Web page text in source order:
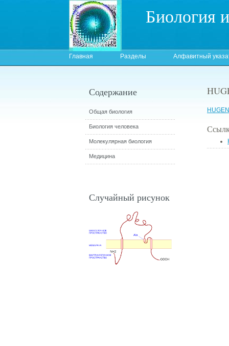
Биология
Главная Разделы Алфавитный
Содержание
Общая биология
Биология человека
Молекулярная биология
Медицина
Случайный рисунок